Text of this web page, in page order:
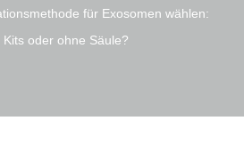
für Exosomen wählen:
Kits oder ohne Säule?